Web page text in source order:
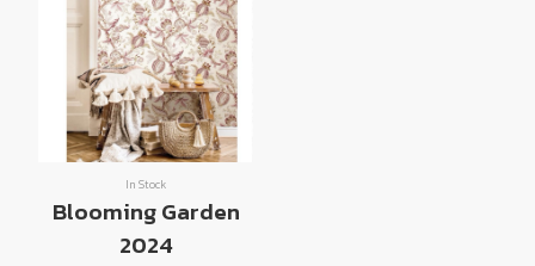
In Stock
Blooming Garden
2024